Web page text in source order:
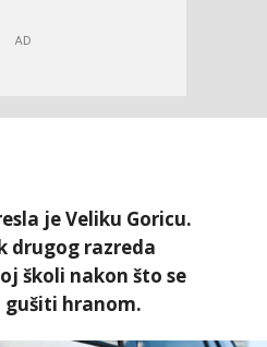
je Veliku Goricu.
drugog razreda
školi nakon što se
hranom.